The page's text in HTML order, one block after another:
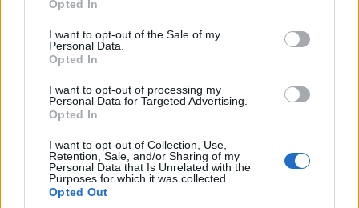
use your data for below specified purposes in below Google
consent section.
Opted In
I want to opt-out of the Sale of my
Personal Data.
Opted In
I want to opt-out of processing my
Personal Data for Targeted Advertising.
Opted In
I want to opt-out of Collection, Use,
Retention, Sale, and/or Sharing of my
Personal Data that Is Unrelated with the
Purposes for which it was collected.
Opted Out
του e-ptolemeos.gr:
Mireille Mathieu &
Patrick Duffy –
(1983)
8 Αυγούστου 2026, 9:00 μμ
ανοίγει η πλατφόρμα
8 Αυγούστου 2026, 8:32 μμ